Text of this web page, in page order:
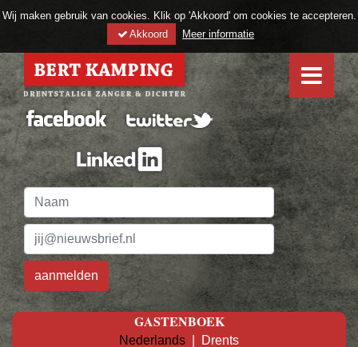
Wij maken gebruik van cookies. Klik op 'Akkoord' om cookies te accepteren.
Akkoord
Meer informatie
GASTENBOEK
Nederlands Drents